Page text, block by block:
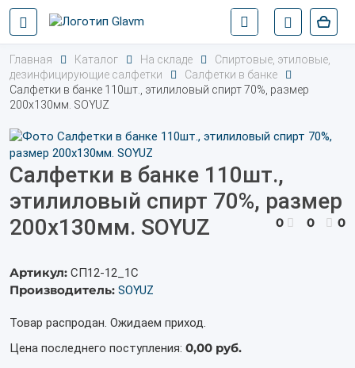
Главная Каталог На складе
Спиртовые, этиловые,
дезинфицирующие салфетки
Салфетки в банке
Салфетки в банке 110шт., этилиловый спирт 70%, размер
200х130мм. SOYUZ
Салфетки в банке 110шт.,
этилиловый спирт 70%, размер
200х130мм. SOYUZ
0 0 0
Артикул: СП12-12_1С
Производитель: SOYUZ
Товар распродан. Ожидаем приход.
Цена последнего поступления: 0,00 руб.